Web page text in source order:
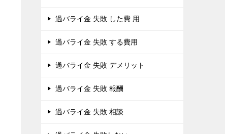
過バライ金 失敗 した費 用
過バライ金 失敗 する費用
過バライ金 失敗 デメリット
過バライ金 失敗 報酬
過バライ金 失敗 相談